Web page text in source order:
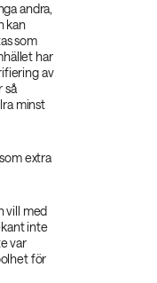
andra,
kan
som
har
av
så
minst
extra
vill med
inte
var
för